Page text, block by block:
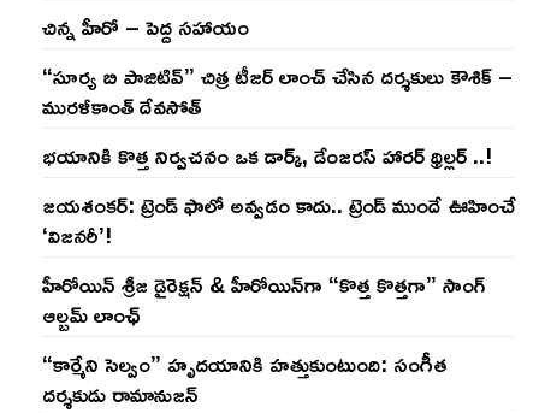
చిన్న హీరో – పెద్ద సహాయం
“సూర్య బి పాజిటివ్” చిత్ర టీజర్ లాంచ్ చేసిన‌ దర్శకులు కౌశిక్ –
మురళీకాంత్ దేవసోత్
భయానికి కొత్త నిర్వచనం ఒక డార్క్, డేంజరస్ హారర్ థ్రిల్లర్ ..!
జయశంకర్: ట్రెండ్‌ ఫాలో అవ్వడం కాదు.. ట్రెండ్‌ ముందే ఊహించే
‘విజనరీ’!
హీరోయిన్ శ్రీజ డైరెక్ష‌న్ & హీరోయిన్‌గా “కొత్త కొత్తగా” సాంగ్
ఆల్బమ్ లాంఛ్
“కార్మేని సెల్వం” హృదయానికి హత్తుకుంటుంది: సంగీత
దర్శకుడు రామానుజన్